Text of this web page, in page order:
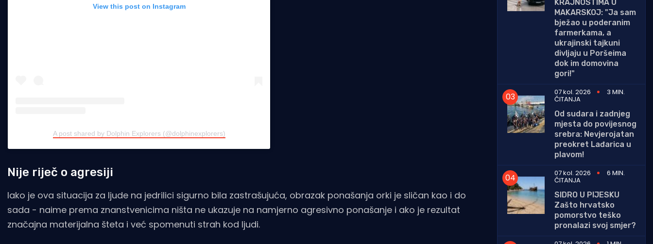
View this post on Instagram
A post shared by Dolphin Explorers (@dolphinexplorers)
Nije riječ o agresiji
Iako je ova situacija za ljude na jedrilici sigurno bila zastrašujuća, obrazak ponašanja orki je sličan kao i do
sada - naime prema znanstvenicima ništa ne ukazuje na namjerno agresivno ponašanje i ako je rezultat
značajna materijalna šteta i već spomenuti strah kod ljudi.
KRAJNOSTIMA U
MAKARSKOJ: "Ja sam
bježao u poderanim
farmerkama, a
ukrajinski tajkuni
divljaju u Poršeima
dok im domovina
gori!"
07 kol. 2026
3 MIN.
ČITANJA
Od sudara i zadnjeg
mjesta do povijesnog
srebra: Nevjerojatan
preokret Lađarica u
plavom!
07 kol. 2026
6 MIN.
ČITANJA
SIDRO U PIJESKU
Zašto hrvatsko
pomorstvo teško
pronalazi svoj smjer?